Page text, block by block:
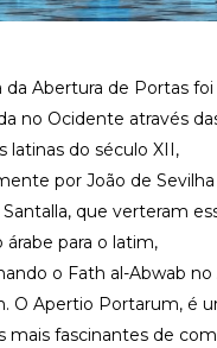
da Abertura de Portas foi
no Ocidente através
latinas do século XII,
por João de Sevilha
que verteram
para o latim,
o Fath al-Abwab no
O Apertio Portarum, é
mais fascinantes de